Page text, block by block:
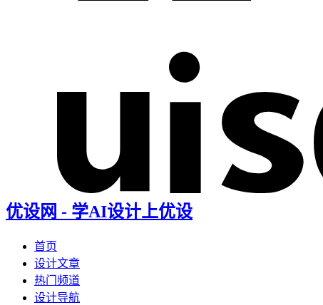
优设网 - 学AI设计上优设
首页
设计文章
热门频道
设计导航